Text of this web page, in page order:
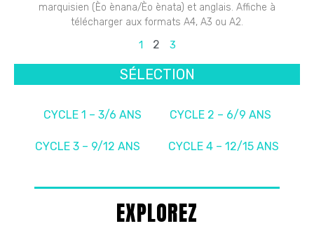
marquisien (Èo ènana/Èo ènata) et anglais. Affiche à
télécharger aux formats A4, A3 ou A2.
1 2 3
SÉLECTION
CYCLE 1 – 3/6 ANS CYCLE 2 – 6/9 ANS
CYCLE 3 – 9/12 ANS CYCLE 4 – 12/15 ANS
EXPLOREZ